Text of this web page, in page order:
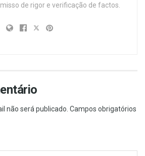
de rigor e verificação de factos.
não será publicado. Campos obrigatórios